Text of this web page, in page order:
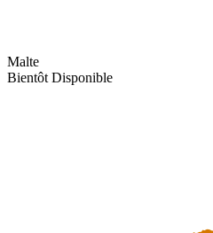
Malte
Bientôt Disponible